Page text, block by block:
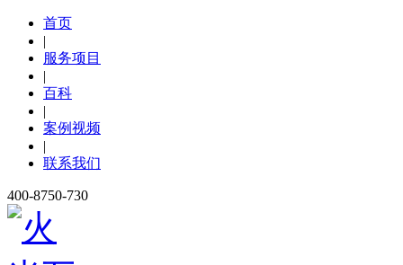
首页
|
服务项目
|
百科
|
案例视频
|
联系我们
400-8750-730